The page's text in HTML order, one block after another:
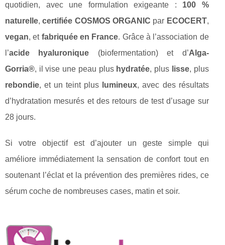
quotidien, avec une formulation exigeante : 100 %
naturelle,certifiée COSMOS ORGANIC par ECOCERT,
vegan, et fabriquée en France. Grâce à l’association de
l’acide hyaluronique (biofermentation) et d’Alga-
Gorria®, il vise une peau plus hydratée, plus lisse, plus
rebondie, et un teint plus lumineux, avec des résultats
d’hydratation mesurés et des retours de test d’usage sur
28 jours.
Si votre objectif est d’ajouter un geste simple qui
améliore immédiatement la sensation de confort tout en
soutenant l’éclat et la prévention des premières rides, ce
sérum coche de nombreuses cases, matin et soir.